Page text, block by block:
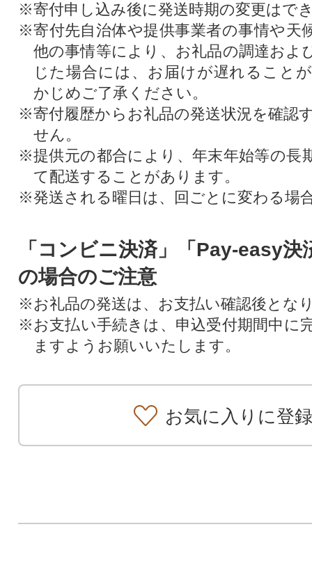
※寄付申し込み後に発送時期の変更はで
※寄付先自治体や提供事業者の事情や天
他の事情等により、お礼品の調達およ
じた場合には、お届けが遅れること
かじめご了承ください。
※寄付履歴からお礼品の発送状況を確認
せん。
※提供元の都合により、年末年始等の長
て配送することがあります。
※発送される曜日は、回ごとに変わる場
「コンビニ決済」「Pay-easy決
の場合のご注意
※お礼品の発送は、お支払い確認後とな
※お支払い手続きは、申込受付期間中に
ますようお願いいたします。
お気に入りに登録